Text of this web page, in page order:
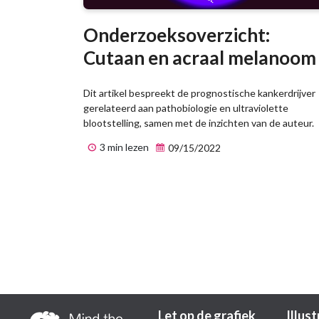
Onderzoeksoverzicht:
Cutaan en acraal melanoom
Dit artikel bespreekt de prognostische kankerdrijver
gerelateerd aan pathobiologie en ultraviolette
blootstelling, samen met de inzichten van de auteur.
3 min lezen
09/15/2022
Let op de grafiek